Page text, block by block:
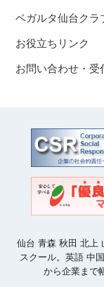
ベガルタ仙台クラ
お役立ちリンク
お問い合わせ・受
仙台 青森 秋田 北上
スクール。英語 中
から企業まで